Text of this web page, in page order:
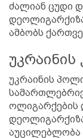
ძალიან ცუდი
ამბობს
უკრაინის
უკრაინის
ოლიგარქების
აუცილებლობა